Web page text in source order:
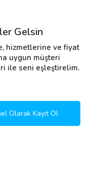
Gelsin
hizmetlerine ve fiyat
uygun müşteri
ile seni eşleştirelim.
Olarak Kayıt Ol